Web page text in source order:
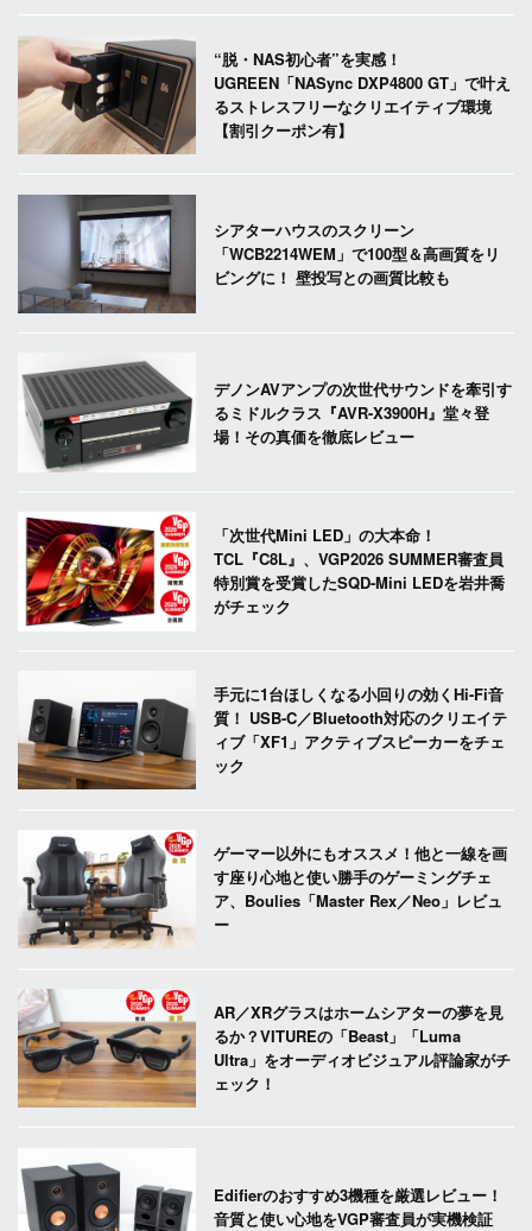
“脱・NAS初心者”を実感！
UGREEN「NASync DXP4800 GT」で叶え
るストレスフリーなクリエイティブ環境
【割引クーポン有】
シアターハウスのスクリーン
「WCB2214WEM」で100型＆高画質をリ
ビングに！ 壁投写との画質比較も
デノンAVアンプの次世代サウンドを牽引す
るミドルクラス『AVR-X3900H』堂々登
場！その真価を徹底レビュー
「次世代Mini LED」の大本命！
TCL『C8L』、VGP2026 SUMMER審査員
特別賞を受賞したSQD-Mini LEDを岩井喬
がチェック
手元に1台ほしくなる小回りの効くHi-Fi音
質！ USB-C／Bluetooth対応のクリエイテ
ィブ「XF1」アクティブスピーカーをチェ
ック
ゲーマー以外にもオススメ！他と一線を画
す座り心地と使い勝手のゲーミングチェ
ア、Boulies「Master Rex／Neo」レビュ
ー
AR／XRグラスはホームシアターの夢を見
るか？VITUREの「Beast」「Luma
Ultra」をオーディオビジュアル評論家がチ
ェック！
Edifierのおすすめ3機種を厳選レビュー！
音質と使い心地をVGP審査員が実機検証